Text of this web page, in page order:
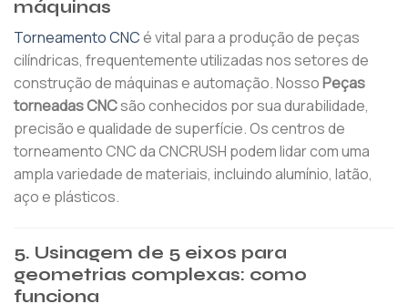
máquinas
Torneamento CNCé vital para a produção de peças
cilíndricas, frequentemente utilizadas nos setores de
construção de máquinas e automação. NossoPeças
torneadas CNCsão conhecidos por sua durabilidade,
precisão e qualidade de superfície. Os centros de
torneamento CNC da CNCRUSH podem lidar com uma
ampla variedade de materiais, incluindo alumínio, latão,
aço e plásticos.
5. Usinagem de 5 eixos para
geometrias complexas: como
funciona